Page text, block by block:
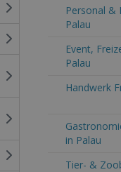
Personal &
Palau
Event,
Palau
Handwerk
in Palau
Tier- &